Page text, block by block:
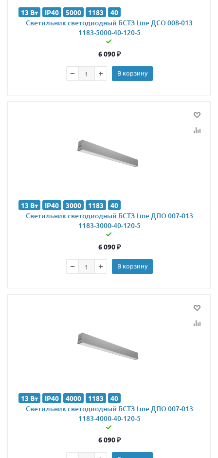
13 Вт IP40 5000 1183 40
Светильник светодиодный БСТЗ Line ДСО 008-013
1183-5000-40-120-5
6 090₽
В корзину
13 Вт IP40 3000 1183 40
Светильник светодиодный БСТЗ Line ДПО 007-013
1183-3000-40-120-5
6 090₽
В корзину
13 Вт IP40 4000 1183 40
Светильник светодиодный БСТЗ Line ДПО 007-013
1183-4000-40-120-5
6 090₽